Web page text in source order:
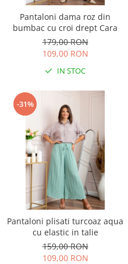
Pantaloni dama roz din
bumbac cu croi drept Cara
179,00 RON
109,00 RON
IN STOC
-31%
Pantaloni plisati turcoaz aqua
cu elastic in talie
159,00 RON
109,00 RON